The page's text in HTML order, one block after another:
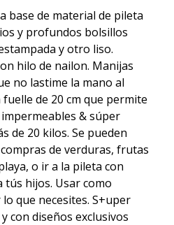
base de material de pileta
y profundos bolsillos
y otro liso.
hilo de nailon. Manijas
no lastime la mano al
de 20 cm que permite
& súper
de 20 kilos. Se pueden
de verduras, frutas
o ir a la pileta con
hijos. Usar como
que necesites. S+uper
con diseños exclusivos